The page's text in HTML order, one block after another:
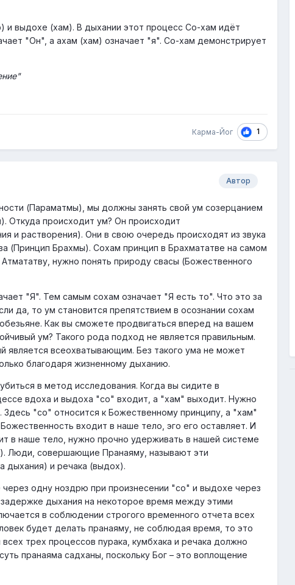
и выдохе (хам). В дыхании этот процесс Со-хам идёт
"Он", а ахам (хам) означает "я". Со-хам демонстрирует
Карма-Йог 1
Автор
(Параматмы), мы должны занять свой ум созерцанием
Откуда происходит ум? Он происходит
и растворения). Они в свою очередь происходят из звука
(Принцип Брахмы). Сохам принцип в Брахмататве на самом
нужно понять природу свасы (Божественного
"Я". Тем самым сохам означает "Я есть то". Что это за
да, то ум становится препятствием в осознании сохам
Как вы сможете продвигаться вперед на вашем
ум? Такого рода подход не является правильным.
является всеохватывающим. Без такого ума не может
благодаря жизненному дыханию.
в метод исследования. Когда вы сидите в
вдоха и выдоха "со" входит, а "хам" выходит. Нужно
"со" относится к Божественному принципу, а "хам"
входит в наше тело, эго его оставляет. И
в наше тело, нужно прочно удерживать в нашей системе
Люди, совершающие Пранаяму, называют эти
дыхания) и речака (выдох).
одну ноздрю при произнесении "со" и выдохе через
дыхания на некоторое время между этими
в соблюдении строгого временного отчета всех
будет делать пранаяму, не соблюдая время, то это
трех процессов пурака, кумбхака и речака должно
пранаяма садханы, поскольку Бог – это воплощение